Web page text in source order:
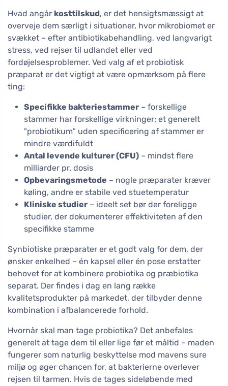
Hvad angår kosttilskud, er det hensigtsmæssigt at
overveje dem særligt i situationer, hvor mikrobiomet er
svækket – efter antibiotikabehandling, ved langvarigt
stress, ved rejser til udlandet eller ved
fordøjelsesproblemer. Ved valg af et probiotisk
præparat er det vigtigt at være opmærksom på flere
ting:
Specifikke bakteriestammer – forskellige
stammer har forskellige virkninger; et generelt
"probiotikum" uden specificering af stammer er
mindre værdifuldt
Antal levende kulturer (CFU) – mindst flere
milliarder pr. dosis
Opbevaringsmetode – nogle præparater kræver
køling, andre er stabile ved stuetemperatur
Kliniske studier – ideelt set bør der foreligge
studier, der dokumenterer effektiviteten af den
specifikke stamme
Synbiotiske præparater er et godt valg for dem, der
ønsker enkelhed – én kapsel eller én pose erstatter
behovet for at kombinere probiotika og præbiotika
separat. Der findes i dag en lang række
kvalitetsprodukter på markedet, der tilbyder denne
kombination i afbalancerede forhold.
Hvornår skal man tage probiotika? Det anbefales
generelt at tage dem til eller lige før et måltid – maden
fungerer som naturlig beskyttelse mod mavens sure
miljø og øger chancen for, at bakterierne overlever
rejsen til tarmen. Hvis de tages sideløbende med